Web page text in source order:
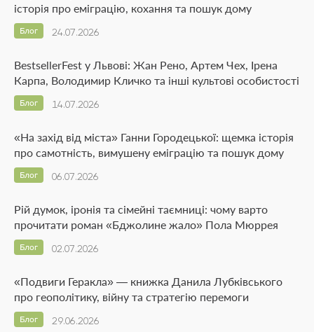
історія про еміграцію, кохання та пошук дому
24.07.2026
Блог
BestsellerFest у Львові: Жан Рено, Артем Чех, Ірена
Карпа, Володимир Кличко та інші культові особистості
14.07.2026
Блог
«На захід від міста» Ганни Городецької: щемка історія
про самотність, вимушену еміграцію та пошук дому
06.07.2026
Блог
Рій думок, іронія та сімейні таємниці: чому варто
прочитати роман «Бджолине жало» Пола Мюррея
02.07.2026
Блог
«Подвиги Геракла» — книжка Данила Лубківського
про геополітику, війну та стратегію перемоги
29.06.2026
Блог